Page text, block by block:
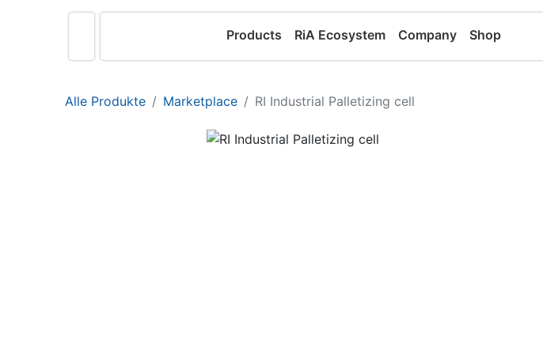
Products RiA Ecosystem Company Shop
Alle Produkte Marketplace RI Industrial Palletizing cell